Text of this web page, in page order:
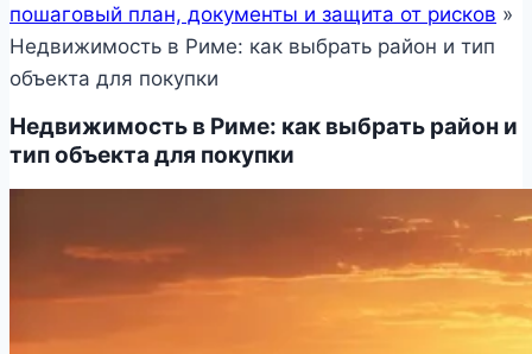
пошаговый план, документы и защита от рисков »
Недвижимость в Риме: как выбрать район и тип
объекта для покупки
Недвижимость в Риме: как выбрать район и
тип объекта для покупки